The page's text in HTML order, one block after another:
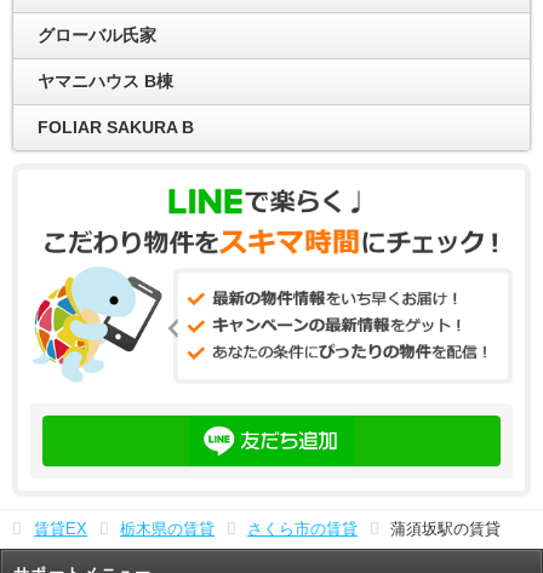
グローバル氏家
ヤマニハウス B棟
FOLIAR SAKURA B
賃貸EX 栃木県の賃貸 さくら市の賃貸 蒲須坂駅の賃貸